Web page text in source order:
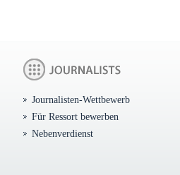
Journalisten-Wettbewerb
Für Ressort bewerben
Nebenverdienst